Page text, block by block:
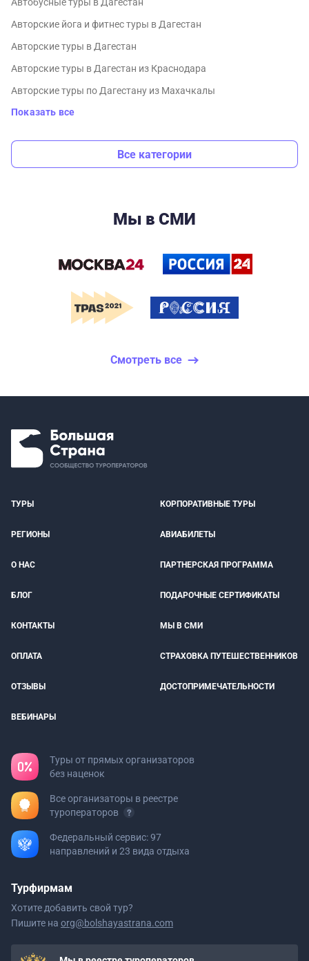
Авторские йога и фитнес туры в Дагестан
Авторские туры в Дагестан
Авторские туры в Дагестан из Краснодара
Авторские туры по Дагестану из Махачкалы
Показать все
Все категории
Мы в СМИ
Смотреть все
ТУРЫ КОРПОРАТИВНЫЕ ТУРЫ
РЕГИОНЫ АВИАБИЛЕТЫ
О НАС ПАРТНЕРСКАЯ ПРОГРАММА
БЛОГ ПОДАРОЧНЫЕ СЕРТИФИКАТЫ
КОНТАКТЫ МЫ В СМИ
ОПЛАТА СТРАХОВКА ПУТЕШЕСТВЕННИКОВ
ОТЗЫВЫ ДОСТОПРИМЕЧАТЕЛЬНОСТИ
ВЕБИНАРЫ
Туры от прямых организаторов
без наценок
Все организаторы в реестре
туроператоров
Федеральный сервис: 97
направлений и 23 вида отдыха
Турфирмам
Хотите добавить свой тур?
Пишите на org@bolshayastrana.com